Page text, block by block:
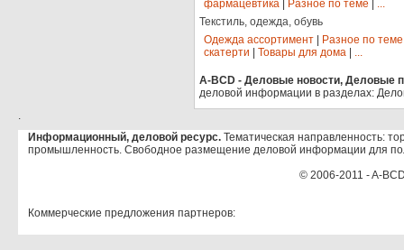
фармацевтика
Разное по теме
...
Текстиль, одежда, обувь
Одежда ассортимент
Разное по теме
скатерти
Товары для дома ...
A-BCD - Деловые новости, Деловые
деловой информации в разделах:
.
Информационный, деловой ресурс. Тематическая направленность:
промышленность. Свободное размещение деловой информации для
© 2006-2011 - A-
Коммерческие предложения партнеров: